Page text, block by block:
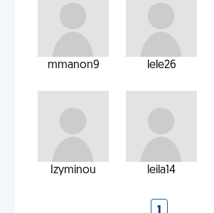
mmanon9 lele26
Izyminou leila14